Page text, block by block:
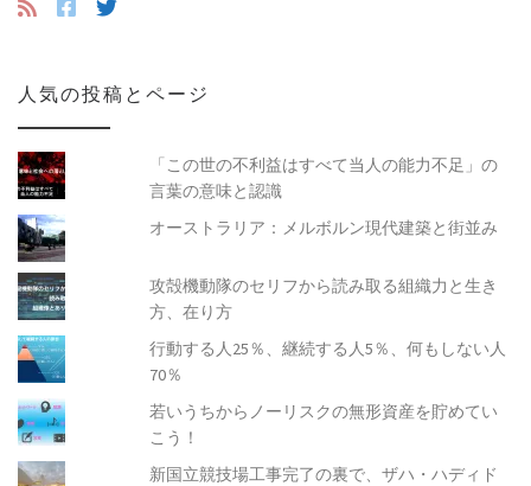
人気の投稿とページ
「この世の不利益はすべて当人の能力不足」の
言葉の意味と認識
オーストラリア：メルボルン現代建築と街並み
攻殻機動隊のセリフから読み取る組織力と生き
方、在り方
行動する人25％、継続する人5％、何もしない人
70％
若いうちからノーリスクの無形資産を貯めてい
こう！
新国立競技場工事完了の裏で、ザハ・ハディド